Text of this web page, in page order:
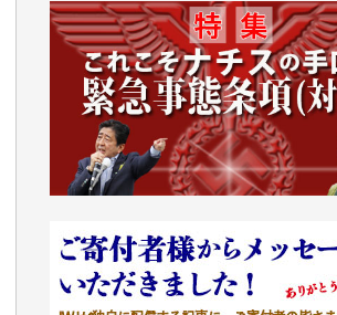
IWJには、ご寄付・カンパをいただ
より、たくさんの応援のメッセージ
います。感謝を込めて、その一部を